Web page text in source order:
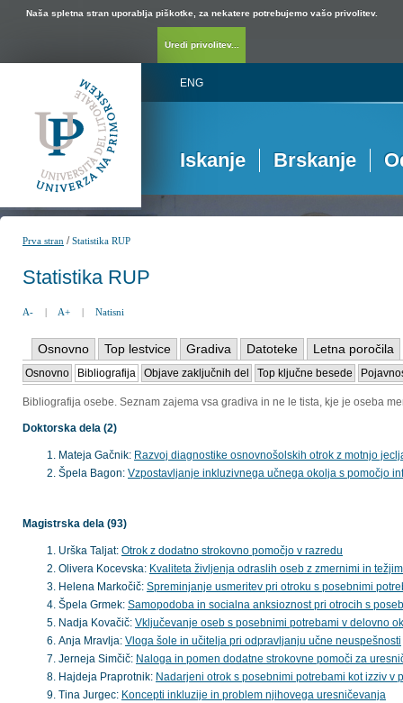
Naša spletna stran uporablja piškotke, za nekatere potrebujemo vašo privolitev.
Uredi privolitev...
ENG
Iskanje Brskanje
Prva stran /Statistika RUP
Statistika RUP
A- | A+ | Natisni
Osnovno Top lestvice Gradiva Datoteke Letna poročila
Osnovno Bibliografija Objave zaključnih del Top ključne besede
Bibliografija osebe. Seznam zajema vsa gradiva in ne le tista, kje je oseba
Doktorska dela (2)
Mateja Gačnik: Razvoj diagnostike osnovnošolskih otrok z motnjo
Špela Bagon: Vzpostavljanje inkluzivnega učnega okolja s pomočjo
Magistrska dela (93)
Urška Taljat: Otrok z dodatno strokovno pomočjo v razredu
Olivera Kocevska: Kvaliteta življenja odraslih oseb z zmernimi in
Helena Markočič: Spreminjanje usmeritev pri otroku s posebnimi
Špela Grmek: Samopodoba in socialna anksioznost pri otrocih s
Nadja Kovačič: Vključevanje oseb s posebnimi potrebami v delovno
Anja Mravlja: Vloga šole in učitelja pri odpravljanju učne neuspešnosti
Jerneja Simčič: Naloga in pomen dodatne strokovne pomoči za
Hajdeja Praprotnik: Nadarjeni otrok s posebnimi potrebami kot izziv v
Tina Jurgec: Koncepti inkluzije in problem njihovega uresničevanja